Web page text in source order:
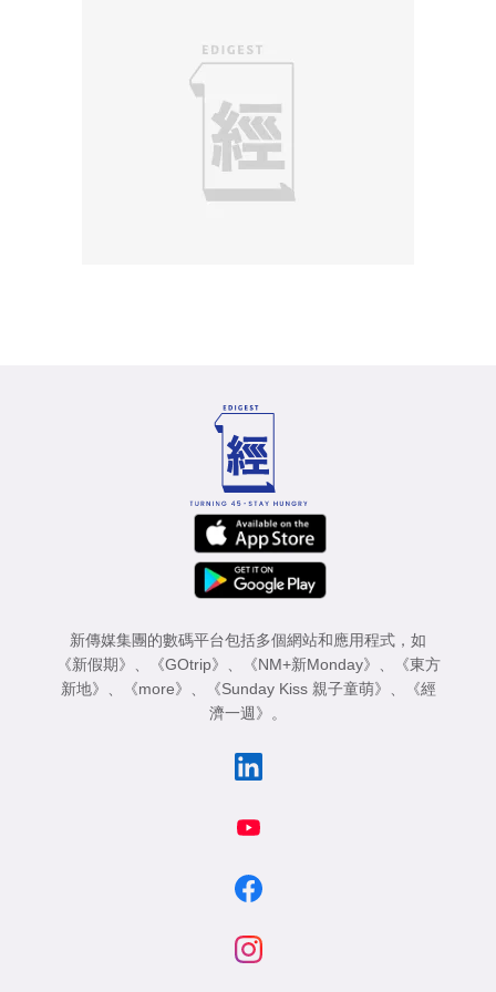
新傳媒集團的數碼平台包括多個網站和應用程式，如
《新假期》 、 《GOtrip》 、 《NM+新Monday》 、
《東方
新地》 、 《more》 、 《Sunday Kiss 親子童萌》 、
《經
濟一週》 。